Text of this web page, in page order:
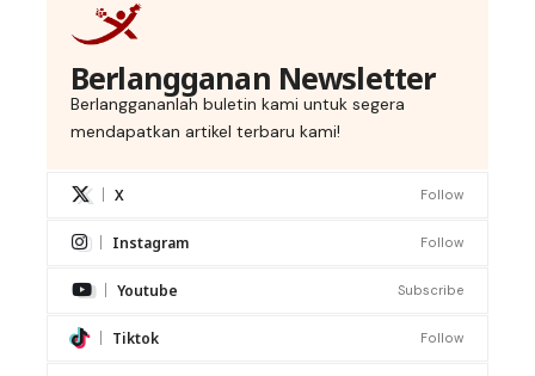
Berlangganan Newsletter
Berlanggananlah buletin kami untuk segera
mendapatkan artikel terbaru kami!
X Follow
Instagram Follow
Youtube Subscribe
Tiktok Follow